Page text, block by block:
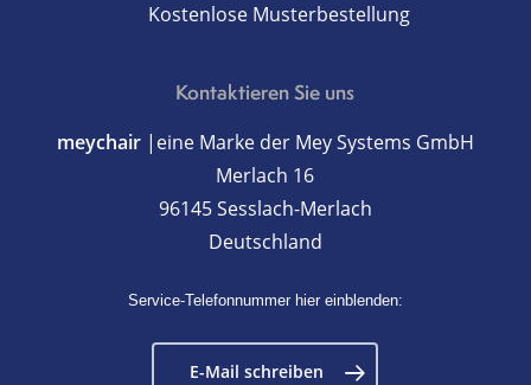
Kostenlose Musterbestellung
Kontaktieren Sie uns
meychair|eine Marke der Mey Systems GmbH
Merlach 16
96145 Sesslach-Merlach
Deutschland
Service-Telefonnummer hier einblenden:
E-Mail schreiben